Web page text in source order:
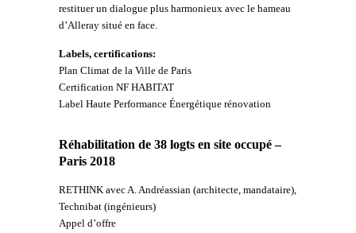
restituer un dialogue plus harmonieux avec le hameau
d’Alleray situé en face.
Labels, certifications:
Plan Climat de la Ville de Paris
Certification NF HABITAT
Label Haute Performance Énergétique rénovation
Réhabilitation de 38 logts en site occupé –
Paris 2018
RETHINK avec A. Andréassian (architecte, mandataire),
Technibat (ingénieurs)
Appel d’offre